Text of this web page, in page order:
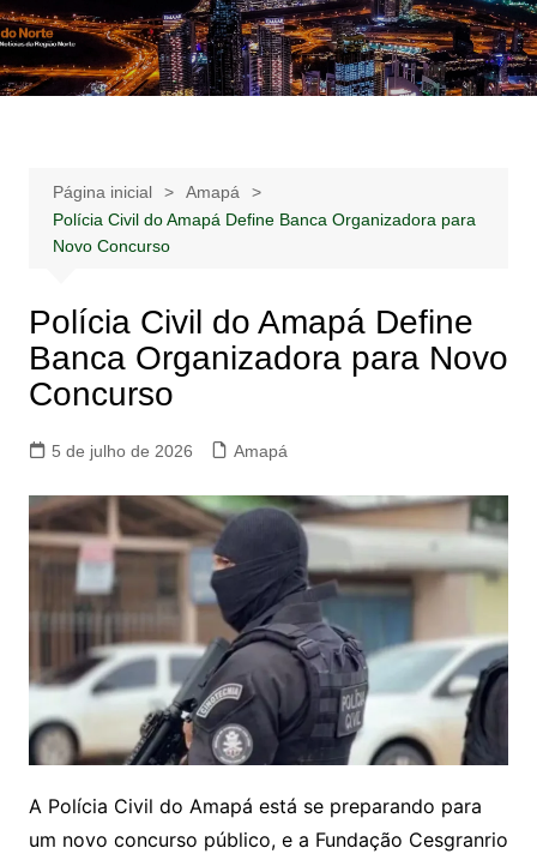
Ir
para
o
Notícias –
Publicidades –
Notícias – Publicidades – Anúncios
Página inicial
Amapá
Polícia Civil do Amapá Define Banca Organizadora para
Novo Concurso
Polícia Civil do Amapá Define
Banca Organizadora para Novo
Concurso
5 de julho de 2026 Amapá
A Polícia Civil do Amapá está se preparando para
um novo concurso público, e a Fundação Cesgranrio